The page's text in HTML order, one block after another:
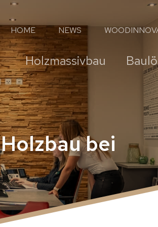
HOME NEWS
Holzmassivbau
bei